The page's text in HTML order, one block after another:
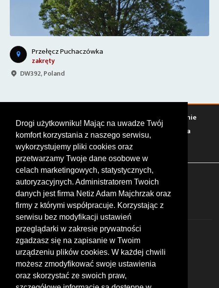
Drogi użytkowniku! Mając na uwadze Twój
komfort korzystania z naszego serwisu,
wykorzystujemy pliki cookies oraz
przetwarzamy Twoje dane osobowe w
celach marketingowych, statystycznych,
autoryzacyjnych. Administratorem Twoich
danych jest firma Netiz Adam Majchrzak oraz
firmy z którymi współpracuje. Korzystając z
serwisu bez modyfikacji ustawień
przeglądarki w zakresie prywatności
zgadzasz się na zapisanie w Twoim
urządzeniu plików cookies. W każdej chwili
możesz zmodyfikować swoje ustawienia
oraz skorzystać ze swoich praw,
Przełęcz Puchaczówka
zakręty
DW392, Poland
Warto zobaczyć Serwisy Stacje paliw
Jedzenie
Bary Zakwaterowanie Tory Zloty Rajdy
Spotkania
Targi Giełdy Szkolenia
FOLLOW US
© 2026 by MotoWhizzer.com
All rights reserved.